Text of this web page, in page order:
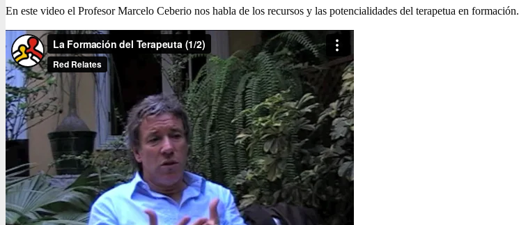
En este video el Profesor Marcelo Ceberio nos habla de los recursos y las potencialidades del terapetua en formación.